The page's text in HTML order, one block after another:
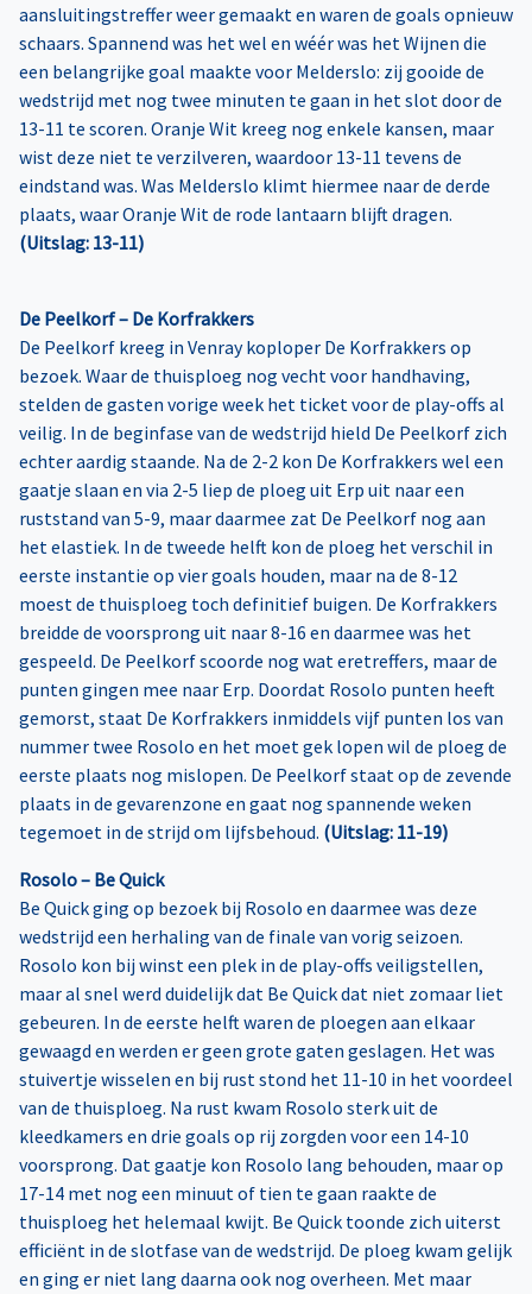
aansluitingstreffer weer gemaakt en waren de goals opnieuw
schaars. Spannend was het wel en wéér was het Wijnen die
een belangrijke goal maakte voor Melderslo: zij gooide de
wedstrijd met nog twee minuten te gaan in het slot door de
13-11 te scoren. Oranje Wit kreeg nog enkele kansen, maar
wist deze niet te verzilveren, waardoor 13-11 tevens de
eindstand was. Was Melderslo klimt hiermee naar de derde
plaats, waar Oranje Wit de rode lantaarn blijft dragen.
(Uitslag: 13-11)
De Peelkorf – De Korfrakkers
De Peelkorf kreeg in Venray koploper De Korfrakkers op
bezoek. Waar de thuisploeg nog vecht voor handhaving,
stelden de gasten vorige week het ticket voor de play-offs al
veilig. In de beginfase van de wedstrijd hield De Peelkorf zich
echter aardig staande. Na de 2-2 kon De Korfrakkers wel een
gaatje slaan en via 2-5 liep de ploeg uit Erp uit naar een
ruststand van 5-9, maar daarmee zat De Peelkorf nog aan
het elastiek. In de tweede helft kon de ploeg het verschil in
eerste instantie op vier goals houden, maar na de 8-12
moest de thuisploeg toch definitief buigen. De Korfrakkers
breidde de voorsprong uit naar 8-16 en daarmee was het
gespeeld. De Peelkorf scoorde nog wat eretreffers, maar de
punten gingen mee naar Erp. Doordat Rosolo punten heeft
gemorst, staat De Korfrakkers inmiddels vijf punten los van
nummer twee Rosolo en het moet gek lopen wil de ploeg de
eerste plaats nog mislopen. De Peelkorf staat op de zevende
plaats in de gevarenzone en gaat nog spannende weken
tegemoet in de strijd om lijfsbehoud. (Uitslag: 11-19)
Rosolo – Be Quick
Be Quick ging op bezoek bij Rosolo en daarmee was deze
wedstrijd een herhaling van de finale van vorig seizoen.
Rosolo kon bij winst een plek in de play-offs veiligstellen,
maar al snel werd duidelijk dat Be Quick dat niet zomaar liet
gebeuren. In de eerste helft waren de ploegen aan elkaar
gewaagd en werden er geen grote gaten geslagen. Het was
stuivertje wisselen en bij rust stond het 11-10 in het voordeel
van de thuisploeg. Na rust kwam Rosolo sterk uit de
kleedkamers en drie goals op rij zorgden voor een 14-10
voorsprong. Dat gaatje kon Rosolo lang behouden, maar op
17-14 met nog een minuut of tien te gaan raakte de
thuisploeg het helemaal kwijt. Be Quick toonde zich uiterst
efficiënt in de slotfase van de wedstrijd. De ploeg kwam gelijk
en ging er niet lang daarna ook nog overheen. Met maar